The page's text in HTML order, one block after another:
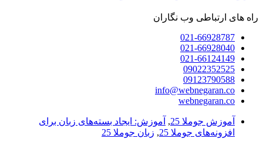
آموزش: ایجاد بسته‌های زبان برای
زبان جوملا 25